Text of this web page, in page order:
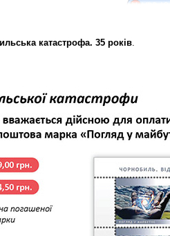
катастрофа. 35 рокiв.